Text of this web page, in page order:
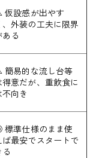
設感が出やす
、外装の工夫に限界
ある
易的な流し台等
得意だが、重飲食に
不向き
準仕様のまま使
ば最安でスタートで
る